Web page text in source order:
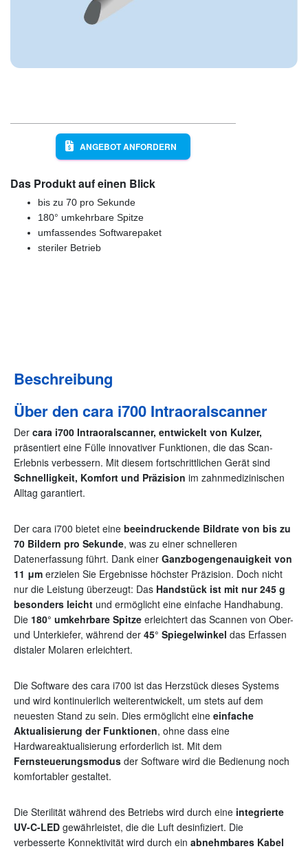
ANGEBOT ANFORDERN
Das Produkt auf einen Blick
bis zu 70 pro Sekunde
180° umkehrbare Spitze
umfassendes Softwarepaket
steriler Betrieb
Beschreibung
Über den cara i700 Intraoralscanner
Der cara i700 Intraoralscanner, entwickelt von Kulzer,
präsentiert eine Fülle innovativer Funktionen, die das Scan-
Erlebnis verbessern. Mit diesem fortschrittlichen Gerät sind
Schnelligkeit, Komfort und Präzision im zahnmedizinischen
Alltag garantiert.
Der cara i700 bietet eine beeindruckende Bildrate von bis zu
70 Bildern pro Sekunde, was zu einer schnelleren
Datenerfassung führt. Dank einer Ganzbogengenauigkeit von
11 μm erzielen Sie Ergebnisse höchster Präzision. Doch nicht
nur die Leistung überzeugt: Das Handstück ist mit nur 245 g
besonders leicht und ermöglicht eine einfache Handhabung.
Die 180° umkehrbare Spitze erleichtert das Scannen von Ober-
und Unterkiefer, während der 45° Spiegelwinkel das Erfassen
distaler Molaren erleichtert.
Die Software des cara i700 ist das Herzstück dieses Systems
und wird kontinuierlich weiterentwickelt, um stets auf dem
neuesten Stand zu sein. Dies ermöglicht eine einfache
Aktualisierung der Funktionen, ohne dass eine
Hardwareaktualisierung erforderlich ist. Mit dem
Fernsteuerungsmodus der Software wird die Bedienung noch
komfortabler gestaltet.
Die Sterilität während des Betriebs wird durch eine integrierte
UV-C-LED gewährleistet, die die Luft desinfiziert. Die
verbesserte Konnektivität wird durch ein abnehmbares Kabel